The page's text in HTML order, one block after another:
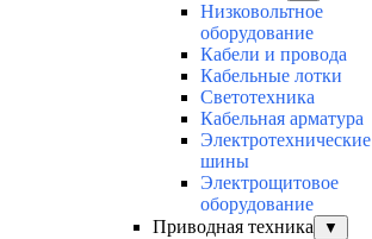
Низковольтное
оборудование
Кабели и провода
Кабельные лотки
Светотехника
Кабельная арматура
Электротехнические
шины
Электрощитовое
оборудование
Приводная техника
▼